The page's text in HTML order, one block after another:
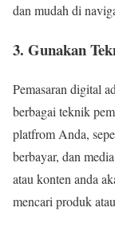
dan mudah di
3. Gunakan
Pemasaran digital
berbagai teknik
platfrom Anda,
berbayar, dan
atau konten anda
mencari produk